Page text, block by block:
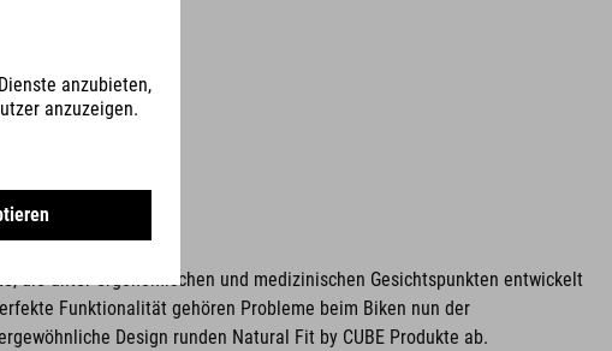
GEWICHT
GRÖSSE
EU 36-48
die unter ergonomischen und medizinischen Gesichtspunkten entwickelt
Funktionalität gehören Probleme beim Biken nun der
Design runden Natural Fit by CUBE Produkte ab.